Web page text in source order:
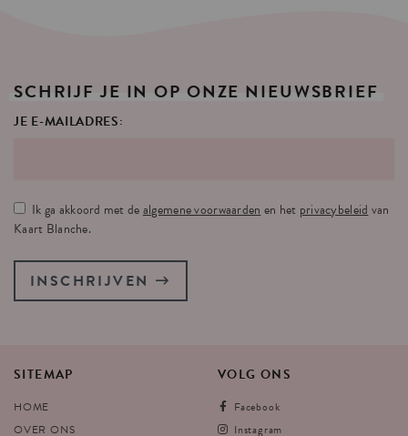
SCHRIJF JE IN OP ONZE NIEUWSBRIEF
JE E-MAILADRES:
Ik ga akkoord met dealgemene voorwaarden en het privacybeleid van
Kaart Blanche.
INSCHRIJVEN
SITEMAP
HOME
OVER ONS
VOLG ONS
Facebook
Instagram